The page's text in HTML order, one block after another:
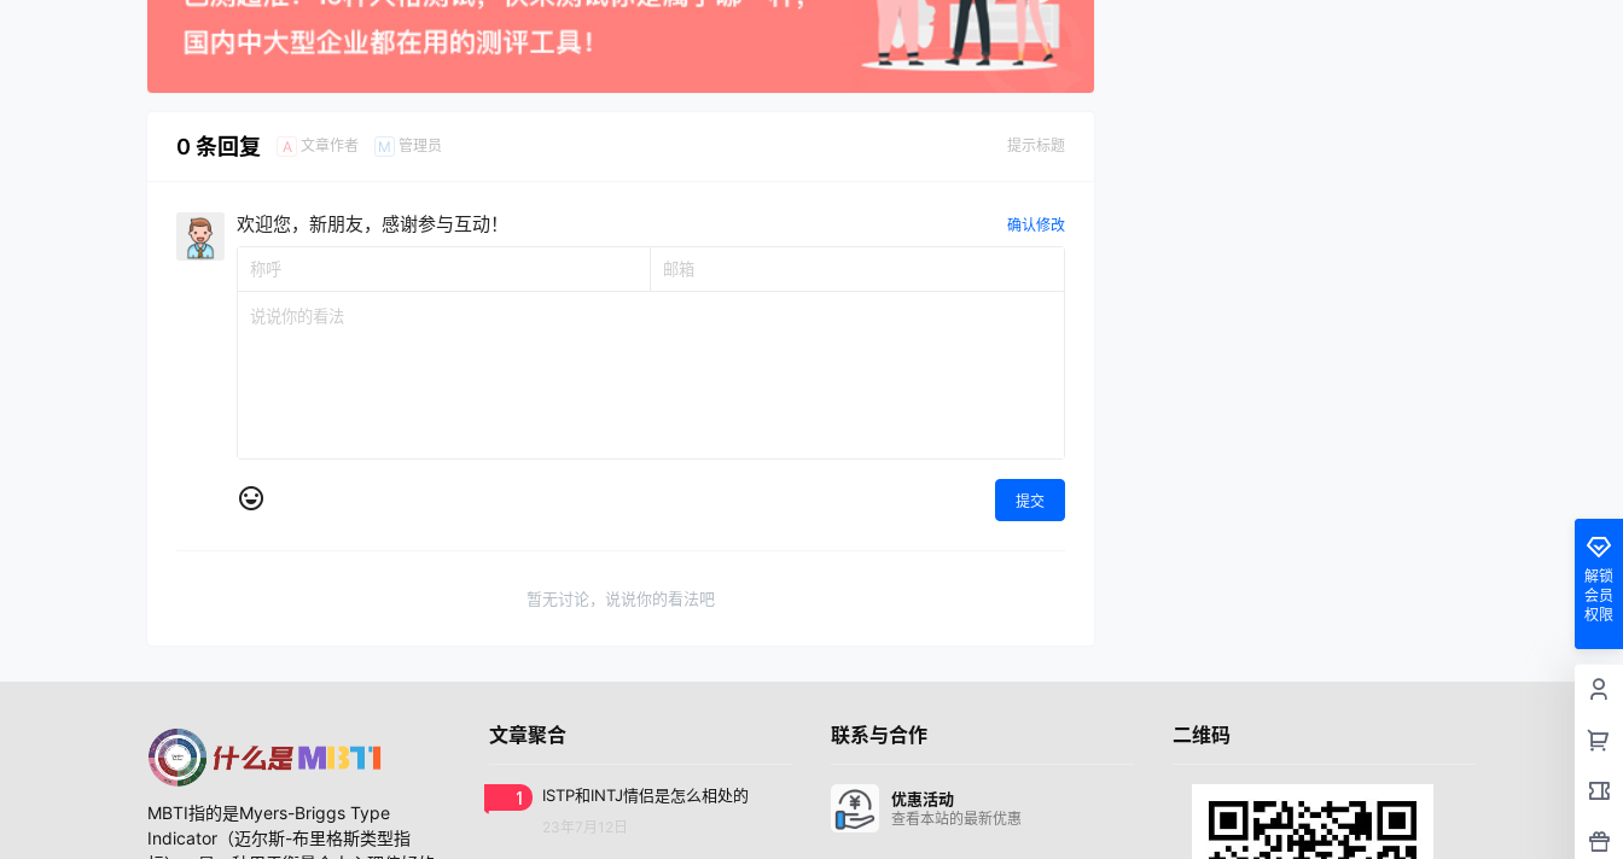
0 条回复 A 文章作者 M 管理员 提示标题
欢迎您，新朋友，感谢参与互动！ 确认修改
提交
暂无讨论，说说你的看法吧
解锁
会员
权限
MBTI指的是Myers-Briggs Type
Indicator（迈尔斯-布里格斯类型指
文章聚合
1 ISTP和INTJ情侣是怎么相处的
23年7月12日
联系与合作
优惠活动
查看本站的最新优惠
二维码